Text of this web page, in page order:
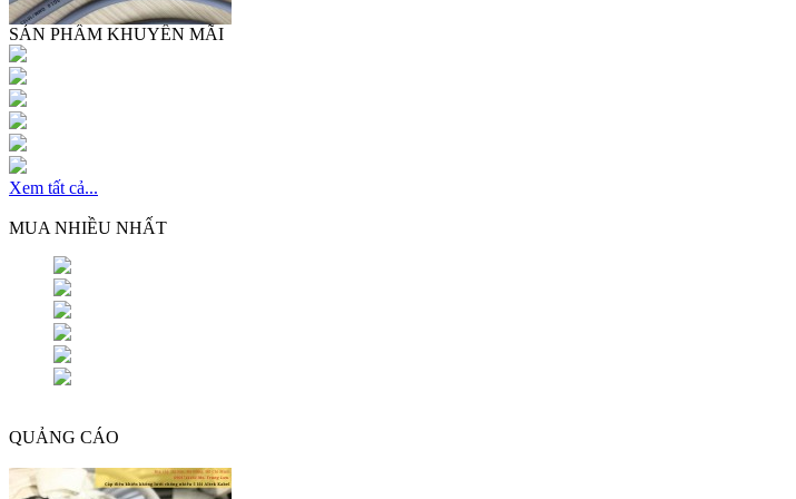
Tại đây chuyên cung cấp Sụn Gối Gà Đông Lạnh | Sụn Gà
55 mộ tháp đá bán bạc liêu + Hình ảnh mộ lục lăng bằng đá đẹp
SẢN PHẨM KHUYẾN MÃI
Xem tất cả...
MUA NHIỀU NHẤT
QUẢNG CÁO